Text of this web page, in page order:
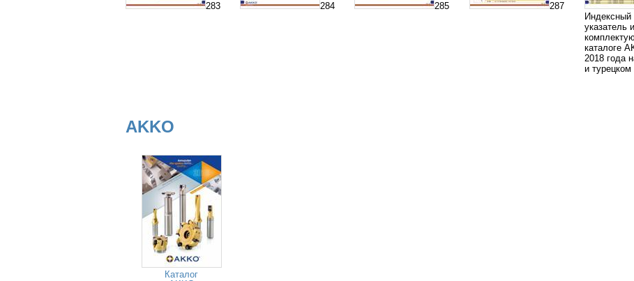
283 284 285 287
Индексный
указатель
каталоге
2018 года
и турецком
AKKO
Каталог